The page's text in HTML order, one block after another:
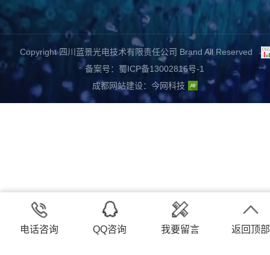
Copyright 四川蓝景光电技术有限责任公司 Brand All Reserved
备案号：蜀ICP备13002816号-1
成都网站建设： 今网科技
电话咨询 QQ咨询 我要留言 返回顶部